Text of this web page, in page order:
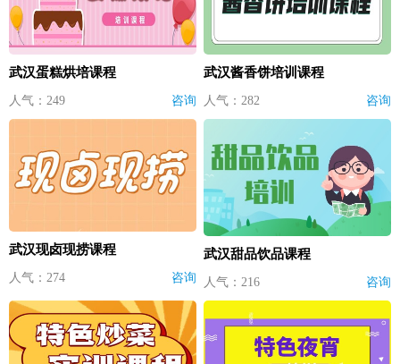
武汉蛋糕烘培课程
人气：249 咨询
武汉酱香饼培训课程
人气：282 咨询
武汉现卤现捞课程
人气：274 咨询
武汉甜品饮品课程
人气：216 咨询